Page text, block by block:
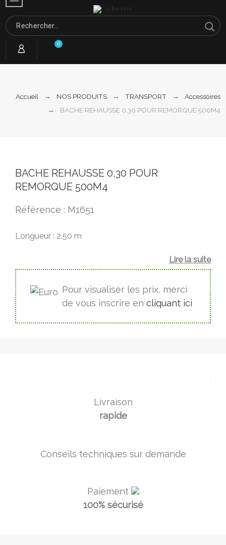
0
Accueil NOS PRODUITS TRANSPORT
Accessoires
BACHE REHAUSSE 0,30 POUR REMORQUE 500M4
BACHE REHAUSSE 0,30 POUR
REMORQUE 500M4
Référence : M1651
Longueur : 2.50 m
Lire la suite
Pour visualiser les prix, merci
de vous inscrire en cliquant ici
Livraison
rapide
Conseils techniques sur demande
Paiement
100% sécurisé